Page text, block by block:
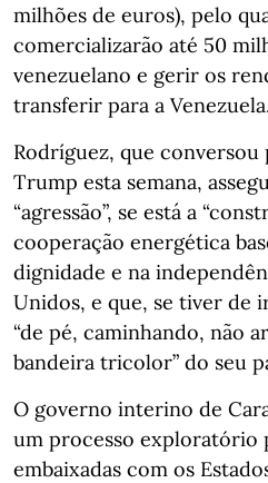
milhões de euros), pelo
comercializarão até 50
venezuelano e gerir os
transferir para a
Rodríguez, que
Trump esta semana,
“agressão”, se está a
cooperação energética
dignidade e na
Unidos, e que, se tiver de
“de pé, caminhando, não
bandeira tricolor” do seu
O governo interino de
um processo exploratório
embaixadas com os